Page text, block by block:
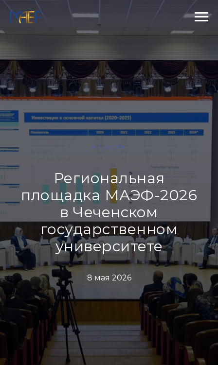
НОВОСТИ
Региональная
площадка МАЭФ-2026
в Чеченском
государственном
университете
8 мая 2026